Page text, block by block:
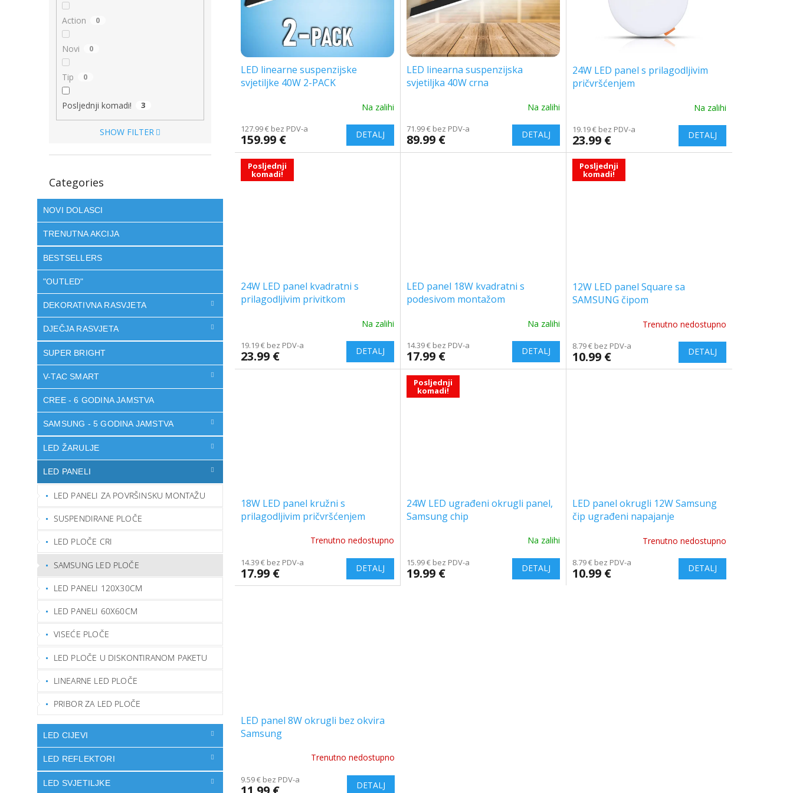
Action 0
Novi 0
Tip 0
Posljednji komadi! 3
SHOW FILTER
categories
Categories
NOVI DOLASCI
TRENUTNA AKCIJA
BESTSELLERS
"OUTLED"
DEKORATIVNA RASVJETA
DJEČJA RASVJETA
SUPER BRIGHT
V-TAC SMART
CREE - 6 GODINA JAMSTVA
SAMSUNG - 5 GODINA JAMSTVA
LED ŽARULJE
LED PANELI
LED PANELI ZA POVRŠINSKU MONTAŽU
SUSPENDIRANE PLOČE
LED PLOČE CRI
SAMSUNG LED PLOČE
LED PANELI 120X30CM
LED PANELI 60X60CM
VISEĆE PLOČE
LED PLOČE U DISKONTIRANOM PAKETU
LINEARNE LED PLOČE
PRIBOR ZA LED PLOČE
LED CIJEVI
LED REFLEKTORI
LED SVJETILJKE
nd
uLED linearne suspenzijske
svjetiljke 40W 2-PACK
Na zalihi
127.99 € bez PDV-a
159.99 €
LED linearna suspenzijska
svjetiljka 40W crna
Na zalihi
71.99 € bez PDV-a
89.99 €
24W LED panel s prilagodljivim
pričvršćenjem
Na zalihi
19.19 € bez PDV-a
23.99 €
Posljednji
komadi!
24W LED panel kvadratni s
prilagodljivim privitkom
product
rating
is
Na zalihi
19.19 € bez PDV-a
23.99 €
LED panel 18W kvadratni s
podesivom montažom
product
rating
is
5.0
out
Na zalihi
14.39 € bez PDV-a
17.99 €
Posljednji
komadi!
12W LED panel Square sa
SAMSUNG čipom
product
rating
is
Trenutno nedostupno
8.79 € bez PDV-a
10.99 €
18W LED panel kružni s
prilagodljivim pričvršćenjem
Trenutno nedostupno
14.39 € bez PDV-a
17.99 €
Posljednji
komadi!
24W LED ugrađeni okrugli panel,
Samsung chip
Na zalihi
15.99 € bez PDV-a
19.99 €
LED panel okrugli 12W Samsung
čip ugrađeni napajanje
Trenutno nedostupno
8.79 € bez PDV-a
10.99 €
LED panel 8W okrugli bez okvira
Samsung
Trenutno nedostupno
9.59 € bez PDV-a